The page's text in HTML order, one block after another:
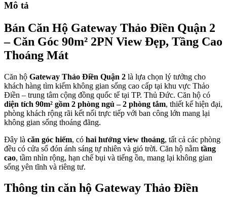
Mô tả
Bán Căn Hộ Gateway Thảo Điền Quận 2
– Căn Góc 90m² 2PN View Đẹp, Tầng Cao
Thoáng Mát
Căn hộ Gateway Thảo Điền Quận 2 là lựa chọn lý tưởng cho
khách hàng tìm kiếm không gian sống cao cấp tại khu vực Thảo
Điền – trung tâm cộng đồng quốc tế tại TP. Thủ Đức. Căn hộ có
diện tích 90m² gồm 2 phòng ngủ – 2 phòng tắm, thiết kế hiện đại,
phòng khách rộng rãi kết nối trực tiếp với ban công lớn mang lại
không gian sống thoáng đãng.
Đây là căn góc hiếm, có hai hướng view thoáng, tất cả các phòng
đều có cửa sổ đón ánh sáng tự nhiên và gió trời. Căn hộ nằm tầng
cao, tầm nhìn rộng, hạn chế bụi và tiếng ồn, mang lại không gian
sống yên tĩnh và riêng tư.
Thông tin căn hộ Gateway Thảo Điền